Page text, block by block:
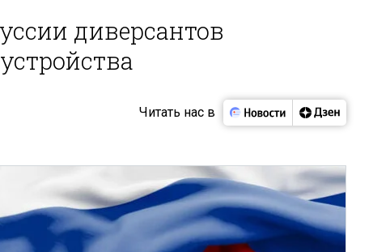
диверсантов
Читать нас в